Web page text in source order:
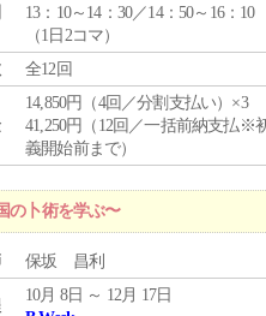
13：10～14：30／14：50～16：10
（1日2コマ）
全12回
14,850円（4回／分割支払い）×3
41,250円（12回／一括前納支払※
義開始前まで）
の卜術を学ぶ〜
保坂 昌利
10月 8日 ～ 12月 17日